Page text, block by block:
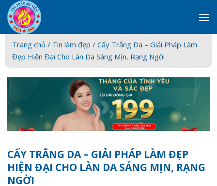
Skip
to
content
Trang chủ / Tin làm đẹp / Cấy Trắng Da – Giải Pháp Làm
Đẹp Hiện Đại Cho Làn Da Sáng Mịn, Rạng Ngời
CẤY TRẮNG DA – GIẢI PHÁP LÀM ĐẸP
HIỆN ĐẠI CHO LÀN DA SÁNG MỊN, RẠNG
NGỜI